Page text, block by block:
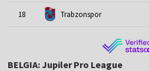
18 Trabzonspor
BELGIA: Jupiler Pro League